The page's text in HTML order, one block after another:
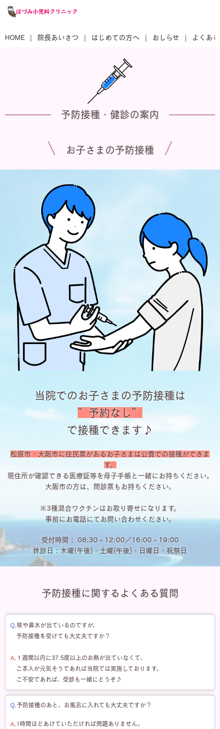
HOME 院長あいさつ はじめての方へ おしらせ よくあ
予防接種・健診の案内
お子さまの予防接種
当院でのお子さまの予防接種は
”予約なし”
で接種できます♪
松原市・大阪市に住民票があるお子さまは公費での接種ができま
す。
現住所が確認できる医療証等を母子手帳と一緒にお持ちください。
大阪市の方は、問診票もお持ちください。
※3種混合ワクチンはお取り寄せになります。
事前にお電話にてお問い合わせください。
受付時間： 08:30 - 12:00／16:00 - 19:00
休診日：木曜(午後)・土曜(午後)・日曜日・祝祭日
予防接種に関するよくある質問
Q .咳や鼻水が出ているのですが、
予防接種を受けても大丈夫ですか？
A .１週間以内に37.5度以上のお熱が出ていなくて、
ご本人が元気そうであれば当院では実施しております。
ご不安であれば、受診も一緒にどうぞ♪
Q .予防接種のあと、お風呂に入れても大丈夫ですか？
A .1時間ほどあけていただければ問題ありません。